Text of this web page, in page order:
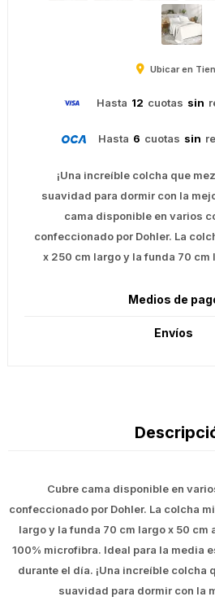
Ubicar en
Hasta 12 cuotas sin
Hasta 6 cuotas sin
¡Una increíble colcha que
suavidad para dormir con la
cama disponible en varios
confeccionado por Dohler. La
x 250 cm largo y la funda 70 cm
Medios de
Envíos
Cubre cama disponible en
confeccionado por Dohler. La colcha
largo y la funda 70 cm largo x 50 cm
100% microfibra. Ideal para la media
durante el día. ¡Una increíble colcha
suavidad para dormir con la